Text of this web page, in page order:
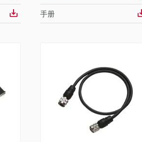
手册